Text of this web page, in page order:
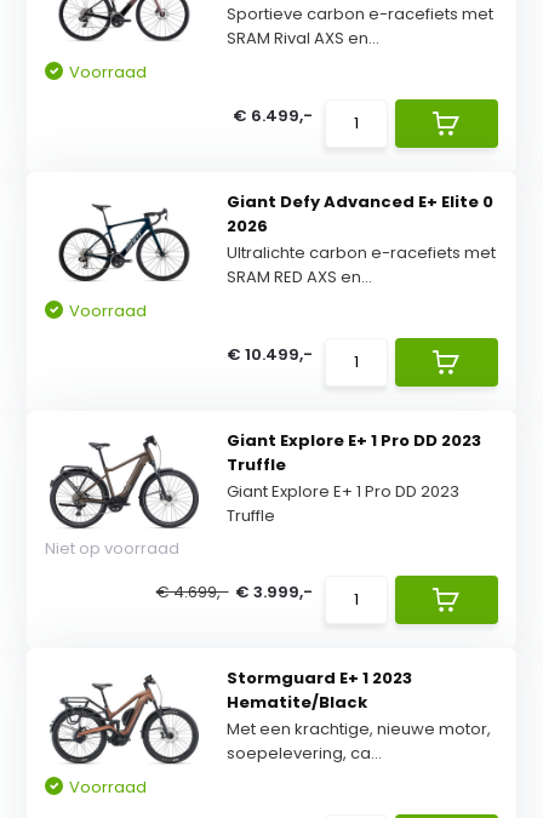
Sportieve carbon e-racefiets met
SRAM Rival AXS en...
Voorraad
€ 6.499,-
Giant Defy Advanced E+ Elite 0
2026
Ultralichte carbon e-racefiets met
SRAM RED AXS en...
Voorraad
€ 10.499,-
Giant Explore E+ 1 Pro DD 2023
Truffle
Giant Explore E+ 1 Pro DD 2023
Truffle
Niet op voorraad
€ 4.699,- € 3.999,-
Stormguard E+ 1 2023
Hematite/Black
Met een krachtige, nieuwe motor,
soepelevering, ca...
Voorraad